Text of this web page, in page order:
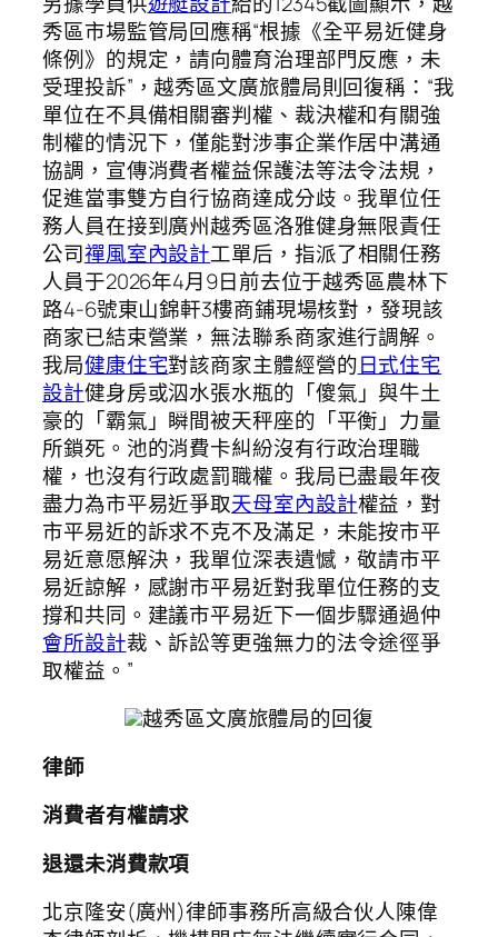
秀區市場監管局回應稱“根據《全平易近健身
條例》的規定，請向體育治理部門反應，未
受理投訴”，越秀區文廣旅體局則回復稱：“我
單位在不具備相關審判權、裁決權和有關強
制權的情況下，僅能對涉事企業作居中溝通
協調，宣傳消費者權益保護法等法令法規，
促進當事雙方自行協商達成分歧。我單位任
務人員在接到廣州越秀區洛雅健身無限責任
公司禪風室內設計工單后，指派了相關任務
人員于2026年4月9日前去位于越秀區農林下
路4-6號東山錦軒3樓商鋪現場核對，發現該
商家已結束營業，無法聯系商家進行調解。
我局健康住宅對該商家主體經營的日式住宅
設計健身房或泅水張水瓶的「傻氣」與牛土
豪的「霸氣」瞬間被天秤座的「平衡」力量
所鎖死。池的消費卡糾紛沒有行政治理職
權，也沒有行政處罰職權。我局已盡最年夜
盡力為市平易近爭取天母室內設計權益，對
市平易近的訴求不克不及滿足，未能按市平
易近意愿解決，我單位深表遺憾，敬請市平
易近諒解，感謝市平易近對我單位任務的支
撐和共同。建議市平易近下一個步驟通過仲
會所設計裁、訴訟等更強無力的法令途徑爭
取權益。”
越秀區文廣旅體局的回復
律師
消費者有權請求
退還未消費款項
北京隆安(廣州)律師事務所高級合伙人陳偉